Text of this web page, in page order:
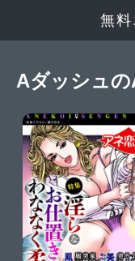
無
Aダッシュ